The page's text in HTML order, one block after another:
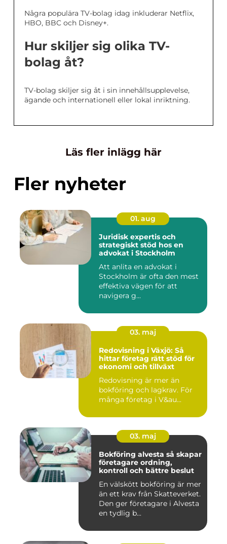
Några populära TV-bolag idag inkluderar Netflix,
HBO, BBC och Disney+.
Hur skiljer sig olika TV-
bolag åt?
TV-bolag skiljer sig åt i sin innehållsupplevelse,
ägande och internationell eller lokal inriktning.
Läs fler inlägg här
Fler nyheter
01. aug
Juridisk expertis och
strategiskt stöd hos en
advokat i Stockholm
Att anlita en advokat i
Stockholm är ofta den mest
effektiva vägen för att
navigera g...
03. maj
Redovisning i Växjö: Så
hittar företag rätt stöd för
ekonomi och tillväxt
Redovisning är mer än
bokföring och lagkrav. För
många företag i V&au...
03. maj
Bokföring alvesta så skapar
företagare ordning,
kontroll och bättre beslut
En välskött bokföring är mer
än ett krav från Skatteverket.
Den ger företagare i Alvesta
en tydlig b...